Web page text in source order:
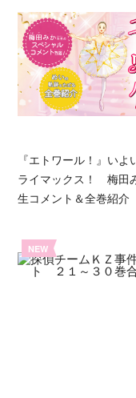
『エトワール！』いよ
ライマックス！ 梅田
生コメント＆全巻紹介
NEW